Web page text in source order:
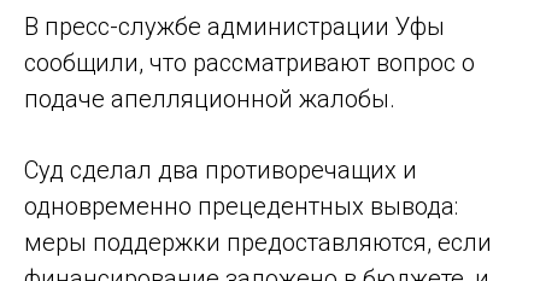
В пресс-службе администрации Уфы
сообщили, что рассматривают вопрос о
подаче апелляционной жалобы.
Суд сделал два противоречащих и
одновременно прецедентных вывода:
меры поддержки предоставляются, если